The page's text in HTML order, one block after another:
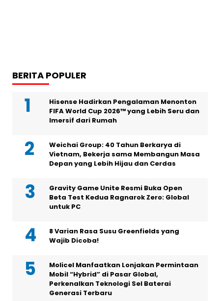
BERITA POPULER
Hisense Hadirkan Pengalaman Menonton
FIFA World Cup 2026™ yang Lebih Seru dan
Imersif dari Rumah
Weichai Group: 40 Tahun Berkarya di
Vietnam, Bekerja sama Membangun Masa
Depan yang Lebih Hijau dan Cerdas
Gravity Game Unite Resmi Buka Open
Beta Test Kedua Ragnarok Zero: Global
untuk PC
8 Varian Rasa Susu Greenfields yang
Wajib Dicoba!
Molicel Manfaatkan Lonjakan Permintaan
Mobil “Hybrid” di Pasar Global,
Perkenalkan Teknologi Sel Baterai
Generasi Terbaru